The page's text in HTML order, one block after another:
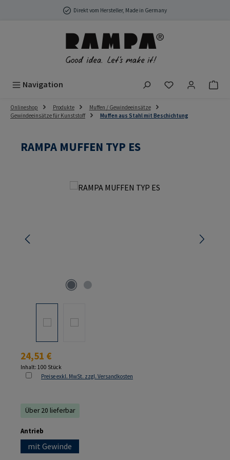
Zum Hauptinhalt springenDirekt vom Hersteller, Made in Germany
Navigation Du hast 0
Onlineshop Produkte
Muffen / Gewindeeinsätze
Gewindeeinsätze für Kunststoff
Muffen aus Stahl mit Beschichtung
RAMPA MUFFEN TYP ES
Bildergalerie überspringen
Regulärer Preis:
24,51 €
Inhalt: 100 Stück
Preise exkl. MwSt. zzgl. Versandkosten
Über 20 lieferbar
Antrieb
mit Gewinde